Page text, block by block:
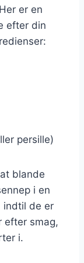
er en
efter din
persille)
blande
i en
indtil de er
efter smag,
i.